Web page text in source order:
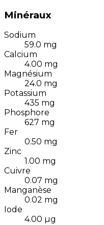
Minéraux
Sodium
59.0 mg
Calcium
4.00 mg
Magnésium
24.0 mg
Potassium
435 mg
Phosphore
627 mg
Fer
0.50 mg
Zinc
1.00 mg
Cuivre
0.07 mg
Manganèse
0.02 mg
Iode
4.00 µg